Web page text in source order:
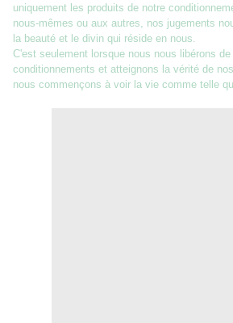
uniquement les produits de notre
nous-mêmes ou aux autres, nos jugements
la beauté et le divin qui réside en nous.
C'est seulement lorsque nous nous libérons
conditionnements et atteignons la vérité de
nous commençons à voir la vie comme telle